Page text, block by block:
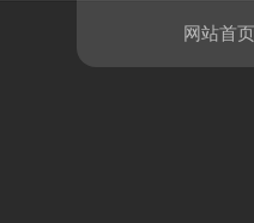
网站首页